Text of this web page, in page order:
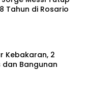
Tahun di Rosario
Kebakaran, 2
dan Bangunan